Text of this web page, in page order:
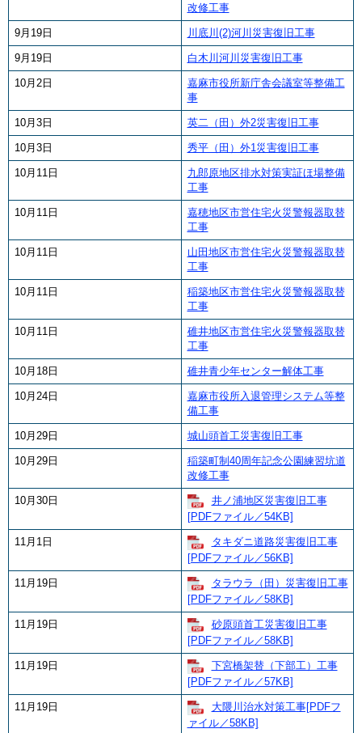
改修工事
9月19日 川底川(2)河川災害復旧工事
9月19日 白木川河川災害復旧工事
10月2日
嘉麻市役所新庁舎会議室等整備工
事
10月3日 英二（田）外2災害復旧工事
10月3日 秀平（田）外1災害復旧工事
10月11日
九郎原地区排水対策実証ほ場整備
工事
10月11日
嘉穂地区市営住宅火災警報器取替
工事
10月11日
山田地区市営住宅火災警報器取替
工事
10月11日
稲築地区市営住宅火災警報器取替
工事
10月11日
碓井地区市営住宅火災警報器取替
工事
10月18日 碓井青少年センター解体工事
10月24日
嘉麻市役所入退管理システム等整
備工事
10月29日 城山頭首工災害復旧工事
10月29日
稲築町制40周年記念公園練習坑道
改修工事
10月30日
井ノ浦地区災害復旧工事
[PDFファイル／54KB]
11月1日
タキダニ道路災害復旧工事
[PDFファイル／56KB]
11月19日
タラウラ（田）災害復旧工事
[PDFファイル／58KB]
11月19日
砂原頭首工災害復旧工事
[PDFファイル／58KB]
11月19日
下宮橋架替（下部工）工事
[PDFファイル／57KB]
11月19日
大隈川治水対策工事[PDFフ
ァイル／58KB]